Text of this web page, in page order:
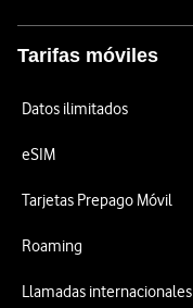
Tarifas móviles
Datos ilimitados
eSIM
Tarjetas Prepago Móvil
Roaming
Llamadas internacionales